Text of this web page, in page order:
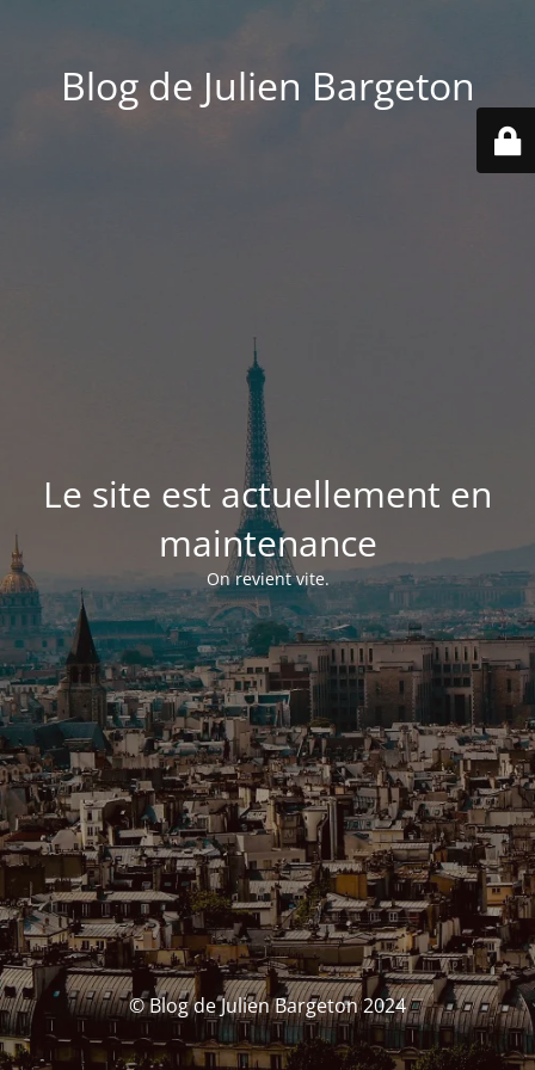
Blog de Julien Bargeton
Le site est actuellement en
maintenance
On revient vite.
© Blog de Julien Bargeton 2024